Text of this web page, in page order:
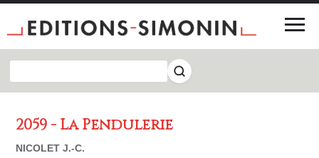
2059 - La Pendulerie
NICOLET J.-C.